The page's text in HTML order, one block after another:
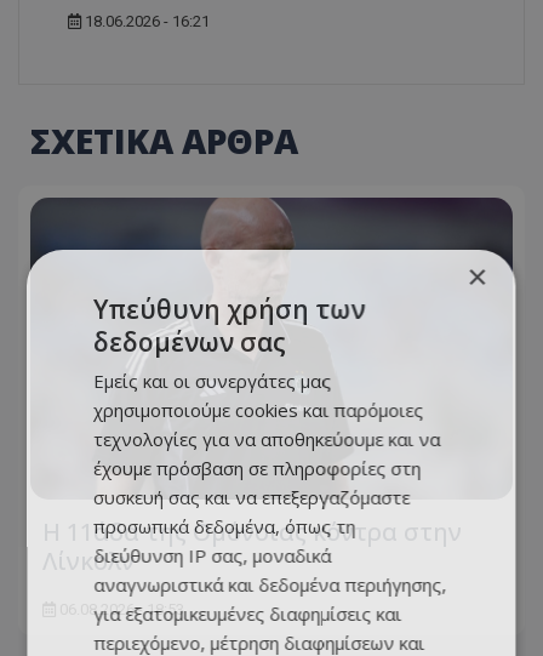
18.06.2026 - 16:21
ΣΧΕΤΙΚΑ ΑΡΘΡΑ
Η 11άδα της Ομόνοιας κόντρα στην
Λίνκολν
06.08.2026 - 18:53
×
Υπεύθυνη χρήση των
δεδομένων σας
Εμείς και οι συνεργάτες μας
χρησιμοποιούμε cookies και παρόμοιες
τεχνολογίες για να αποθηκεύουμε και να
έχουμε πρόσβαση σε πληροφορίες στη
συσκευή σας και να επεξεργαζόμαστε
προσωπικά δεδομένα, όπως τη
διεύθυνση IP σας, μοναδικά
αναγνωριστικά και δεδομένα περιήγησης,
για εξατομικευμένες διαφημίσεις και
περιεχόμενο, μέτρηση διαφημίσεων και